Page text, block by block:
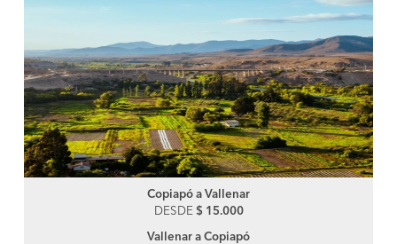
Copiapó a Vallenar
DESDE $ 15.000
Vallenar a Copiapó